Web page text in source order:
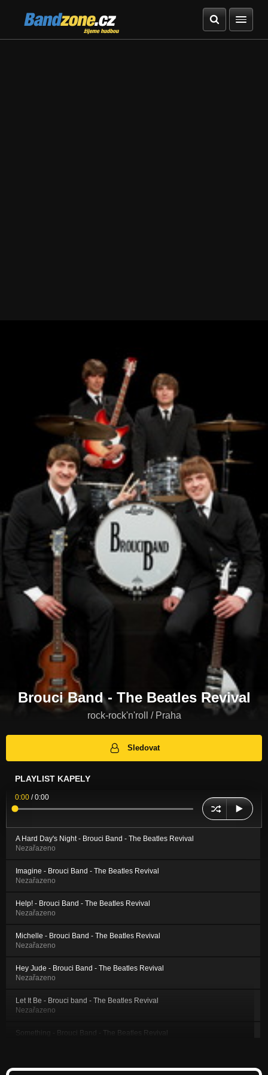
Bandzone.cz
žijeme hudbou
Brouci Band - The Beatles Revival
rock-rock'n'roll / Praha
Sledovat
PLAYLIST KAPELY
0:00 /0:00
A Hard Day's Night - Brouci Band - The Beatles Revival
Nezařazeno
Imagine - Brouci Band - The Beatles Revival
Nezařazeno
Help! - Brouci Band - The Beatles Revival
Nezařazeno
Michelle - Brouci Band - The Beatles Revival
Nezařazeno
Hey Jude - Brouci Band - The Beatles Revival
Nezařazeno
Let It Be - Brouci band - The Beatles Revival
Nezařazeno
Something - Brouci Band - The Beatles Revival